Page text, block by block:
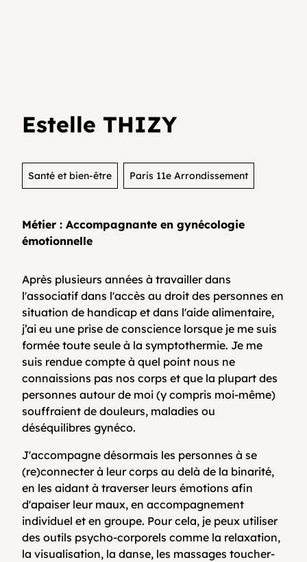
Coopératifs!
Organisme de formation
Contactez-nous
FAQ
Estelle THIZY
Santé et bien-être Paris 11e Arrondissement
Métier : Accompagnante en gynécologie
émotionnelle
Après plusieurs années à travailler dans
l'associatif dans l'accès au droit des personnes en
situation de handicap et dans l'aide alimentaire,
j’ai eu une prise de conscience lorsque je me suis
formée toute seule à la symptothermie. Je me
suis rendue compte à quel point nous ne
connaissions pas nos corps et que la plupart des
personnes autour de moi (y compris moi-même)
souffraient de douleurs, maladies ou
déséquilibres gynéco.
J'accompagne désormais les personnes à se
(re)connecter à leur corps au delà de la binarité,
en les aidant à traverser leurs émotions afin
d'apaiser leur maux, en accompagnement
individuel et en groupe. Pour cela, je peux utiliser
des outils psycho-corporels comme la relaxation,
la visualisation, la danse, les massages toucher-